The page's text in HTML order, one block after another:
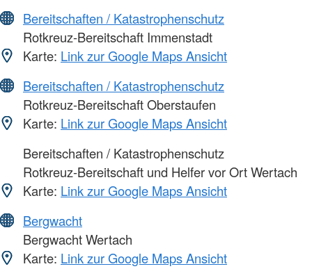
Bereitschaften / Katastrophenschutz
Rotkreuz-Bereitschaft Immenstadt
Karte: Link zur Google Maps Ansicht
Bereitschaften / Katastrophenschutz
Rotkreuz-Bereitschaft Oberstaufen
Karte: Link zur Google Maps Ansicht
Bereitschaften / Katastrophenschutz
Rotkreuz-Bereitschaft und Helfer vor Ort Wertach
Karte: Link zur Google Maps Ansicht
Bergwacht
Bergwacht Wertach
Karte: Link zur Google Maps Ansicht